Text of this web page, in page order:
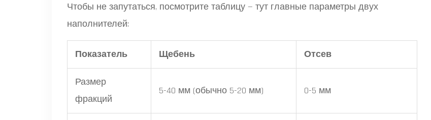
Чтобы не запутаться, посмотрите таблицу — тут главные параметры двух
наполнителей:
Показатель Щебень Отсев
Размер
фракций
5-40 мм (обычно 5-20 мм) 0-5 мм